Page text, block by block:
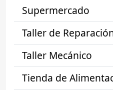
Supermercado
Taller de
Taller Mecánico
Tienda de